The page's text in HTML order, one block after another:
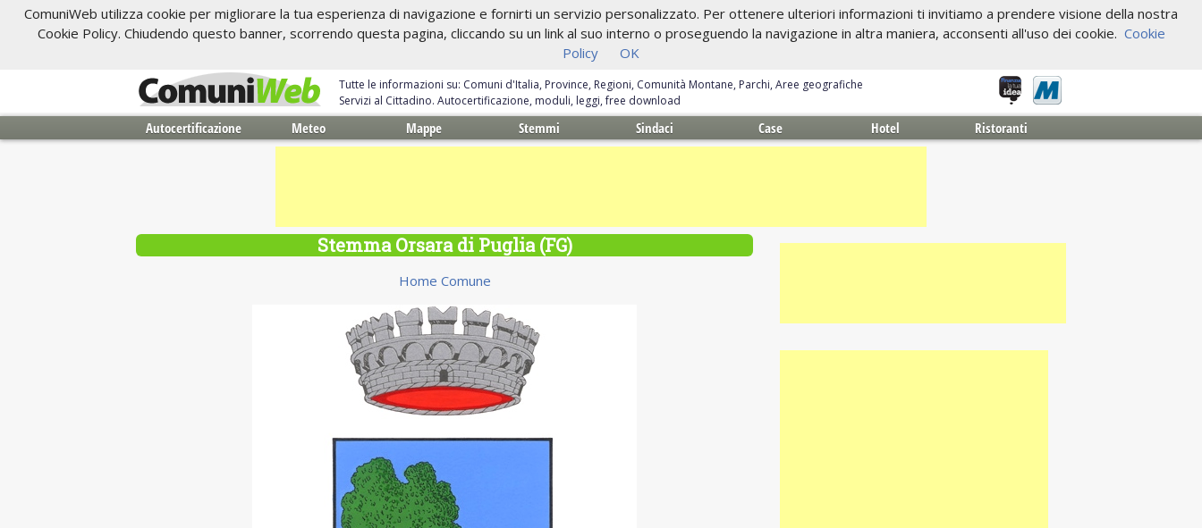
ComuniWeb utilizza cookie per migliorare la tua esperienza di navigazione e fornirti un servizio personalizzato. Per ottenere ulteriori informazioni ti invitiamo a prendere visione della nostra
Cookie Policy. Chiudendo questo banner, scorrendo questa pagina, cliccando su un link al suo interno o proseguendo la navigazione in altra maniera, acconsenti all'uso dei cookie. Cookie
Policy
OK
Tutte le informazioni su: Comuni d'Italia, Province, Regioni, Comunità Montane, Parchi, Aree geografiche
Servizi al Cittadino. Autocertificazione, moduli, leggi, free download
Autocertificazione Meteo Mappe Stemmi Sindaci Case Hotel Ristoranti
Stemma Orsara di Puglia (FG)
Home Comune